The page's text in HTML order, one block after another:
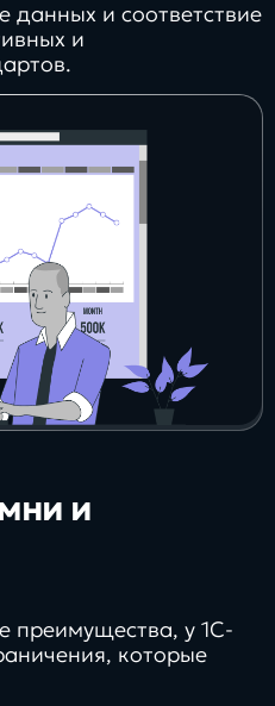
данных и соответствие
и
и
преимущества, у 1С-
которые